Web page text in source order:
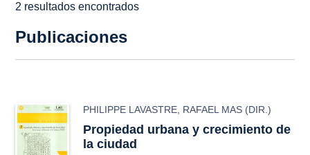
2 resultados encontrados
Publicaciones
PHILIPPE LAVASTRE RAFAEL MAS (DIR.)
Propiedad urbana y crecimiento de
la ciudad